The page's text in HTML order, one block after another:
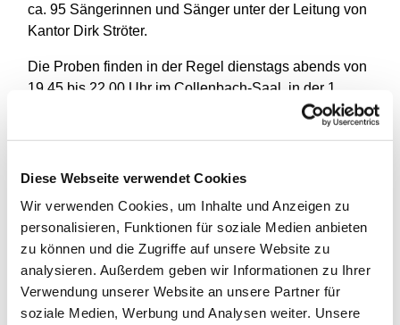
Diese Webseite verwendet Cookies
Wir verwenden Cookies, um Inhalte und Anzeigen zu
personalisieren, Funktionen für soziale Medien anbieten
zu können und die Zugriffe auf unsere Website zu
analysieren. Außerdem geben wir Informationen zu Ihrer
Verwendung unserer Website an unsere Partner für
soziale Medien, Werbung und Analysen weiter. Unsere
ca. 95 Sängerinnen und Sänger unter der Leitung von
Kantor Dirk Ströter.
Die Proben finden in der Regel dienstags abends von
19.45 bis 22.00 Uhr im Collenbach-Saal, in der 1.
Interessenten melden sich bitte bei Dirk Ströter und
besuchen. Ein Vorsingen ist nicht erforderlich.
Mail: dirk.stroeter@t-online.de oder Telefon: 83 02 96
59